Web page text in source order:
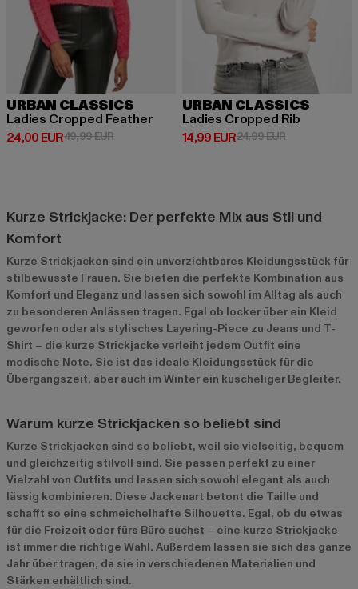
URBAN CLASSICS
Ladies Cropped Feather
24,00 EUR
Derzeitiger Preis: 24,00 EUR
49,99 EURAktionspreis: 49,99 EUR
URBAN CLASSICS
Ladies Cropped Rib
14,99 EUR
Derzeitiger Preis: 14,99 EUR
24,99 EURAktionspreis:
Kurze Strickjacke: Der perfekte Mix aus Stil und
Komfort
Kurze Strickjacken sind ein unverzichtbares Kleidungsstück für
stilbewusste Frauen. Sie bieten die perfekte Kombination aus
Komfort und Eleganz und lassen sich sowohl im Alltag als auch
zu besonderen Anlässen tragen. Egal ob locker über ein Kleid
geworfen oder als stylisches Layering-Piece zu Jeans und T-
Shirt – die kurze Strickjacke verleiht jedem Outfit eine
modische Note. Sie ist das ideale Kleidungsstück für die
Übergangszeit, aber auch im Winter ein kuscheliger Begleiter.
Warum kurze Strickjacken so beliebt sind
Kurze Strickjacken sind so beliebt, weil sie vielseitig, bequem
und gleichzeitig stilvoll sind. Sie passen perfekt zu einer
Vielzahl von Outfits und lassen sich sowohl elegant als auch
lässig kombinieren. Diese Jackenart betont die Taille und
schafft so eine schmeichelhafte Silhouette. Egal, ob du etwas
für die Freizeit oder fürs Büro suchst – eine kurze Strickjacke
ist immer die richtige Wahl. Außerdem lassen sie sich das ganze
Jahr über tragen, da sie in verschiedenen Materialien und
Stärken erhältlich sind.